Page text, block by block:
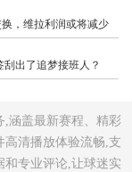
，维拉利润或将减少
出了追梦接班人？
,涵盖最新赛程、精彩
高清播放体验流畅,支
和专业评论,让球迷实